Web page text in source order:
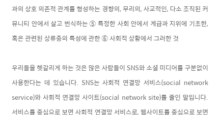
과의 상호 의존적 관계를 형성하는 경향의, 무리의, 사교적인, 다소 조직된 커
뮤니티 안에서 살고 번식하는 ⑤ 특정한 사회 안에서 계급과 지위에 기초한,
혹은 관련된 상류층의 특성에 관한 ⑥ 사회적 상황에서 그러한 것
우리들을 헷갈리게 하는 것은 많은 사람들이 SNS와 소셜 미디어를 구분없이
사용한다는 데 있습니다. SNS는 사회적 연결망 서비스(social network
service)와 사회적 연결망 사이트(social network site)를 줄인 말입니다.
서비스를 중심으로 보면 사회적 연결망 서비스로, 웹사이트를 중심으로 보면